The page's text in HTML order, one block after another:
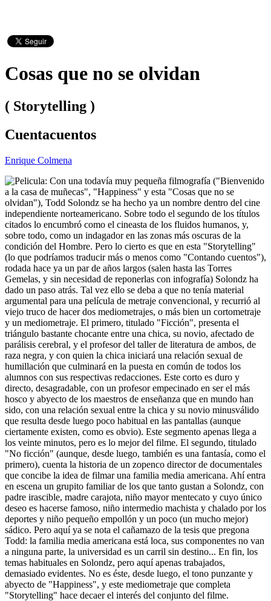
Cosas que no se olvidan
( Storytelling )
Cuentacuentos
Enrique Colmena
Con una todavía muy pequeña filmografía ("Bienvenido
a la casa de muñecas", "Happiness" y esta "Cosas que no se
olvidan"), Todd Solondz se ha hecho ya un nombre dentro del cine
independiente norteamericano. Sobre todo el segundo de los títulos
citados lo encumbró como el cineasta de los fluidos humanos, y,
sobre todo, como un indagador en las zonas más oscuras de la
condición del Hombre. Pero lo cierto es que en esta "Storytelling"
(lo que podríamos traducir más o menos como "Contando cuentos"),
rodada hace ya un par de años largos (salen hasta las Torres
Gemelas, y sin necesidad de reponerlas con infografía) Solondz ha
dado un paso atrás. Tal vez ello se deba a que no tenía material
argumental para una película de metraje convencional, y recurrió al
viejo truco de hacer dos mediometrajes, o más bien un cortometraje
y un mediometraje. El primero, titulado "Ficción", presenta el
triángulo bastante chocante entre una chica, su novio, afectado de
parálisis cerebral, y el profesor del taller de literatura de ambos, de
raza negra, y con quien la chica iniciará una relación sexual de
humillación que culminará en la puesta en común de todos los
alumnos con sus respectivas redacciones. Este corto es duro y
directo, desagradable, con un profesor empecinado en ser el más
hosco y abyecto de los maestros de enseñanza que en mundo han
sido, con una relación sexual entre la chica y su novio minusválido
que resulta desde luego poco habitual en las pantallas (aunque
ciertamente existen, como es obvio). Este segmento apenas llega a
los veinte minutos, pero es lo mejor del filme. El segundo, titulado
"No ficción" (aunque, desde luego, también es una fantasía, como el
primero), cuenta la historia de un zopenco director de documentales
que concibe la idea de filmar una familia media americana. Ahí entra
en escena un grupito familiar de los que tanto gustan a Solondz, con
padre irascible, madre carajota, niño mayor mentecato y cuyo único
deseo es hacerse famoso, niño intermedio machista y chalado por los
deportes y niño pequeño empollón y un poco (un mucho mejor)
sádico. Pero aquí ya se nota el cañamazo de la tesis que pregona
Todd: la familia media americana está loca, sus componentes no van
a ninguna parte, la universidad es un carril sin destino... En fin, los
temas habituales en Solondz, pero aquí apenas trabajados,
demasiado evidentes. No es éste, desde luego, el tono punzante y
abyecto de "Happiness", y este mediometraje que completa
"Storytelling" hace decaer el interés del conjunto del filme.